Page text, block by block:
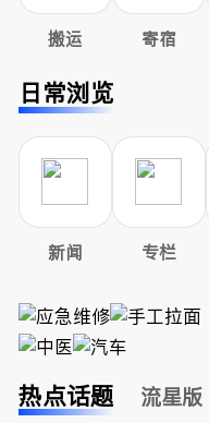
搬运 寄宿
日常浏览
新闻 专栏
热点话题 流星版